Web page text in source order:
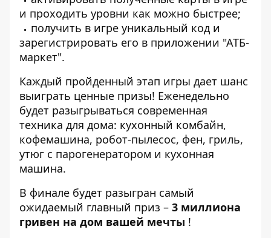
и проходить уровни как можно быстрее;
получить в игре уникальный код и
зарегистрировать его в приложении "АТБ-
маркет".
Каждый пройденный этап игры дает шанс
выиграть ценные призы! Еженедельно
будет разыгрываться современная
техника для дома: кухонный комбайн,
кофемашина, робот-пылесос, фен, гриль,
утюг с парогенератором и кухонная
машина.
В финале будет разыгран самый
ожидаемый главный приз – 3 миллиона
гривен на дом вашей мечты !